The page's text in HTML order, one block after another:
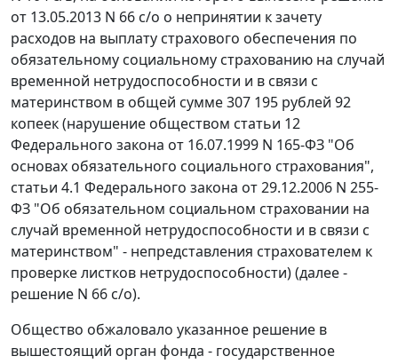
от 13.05.2013 N 66 с/о о непринятии к зачету
расходов на выплату страхового обеспечения по
обязательному социальному страхованию на случай
временной нетрудоспособности и в связи с
материнством в общей сумме 307 195 рублей 92
копеек (нарушение обществом статьи 12
Федерального закона от 16.07.1999 N 165-ФЗ "Об
основах обязательного социального страхования",
статьи 4.1 Федерального закона от 29.12.2006 N 255-
ФЗ "Об обязательном социальном страховании на
случай временной нетрудоспособности и в связи с
материнством" - непредставления страхователем к
проверке листков нетрудоспособности) (далее -
решение N 66 с/о).
Общество обжаловало указанное решение в
вышестоящий орган фонда - государственное